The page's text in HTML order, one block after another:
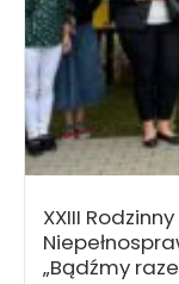
XXIII
„Bądźmy